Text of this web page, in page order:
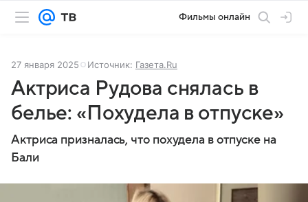
Фильмы онлайн
27 января 2025 Источник: Газета.Ru
Актриса Рудова снялась в
белье: «Похудела в отпуске»
Актриса призналась, что похудела в отпуске на
Бали